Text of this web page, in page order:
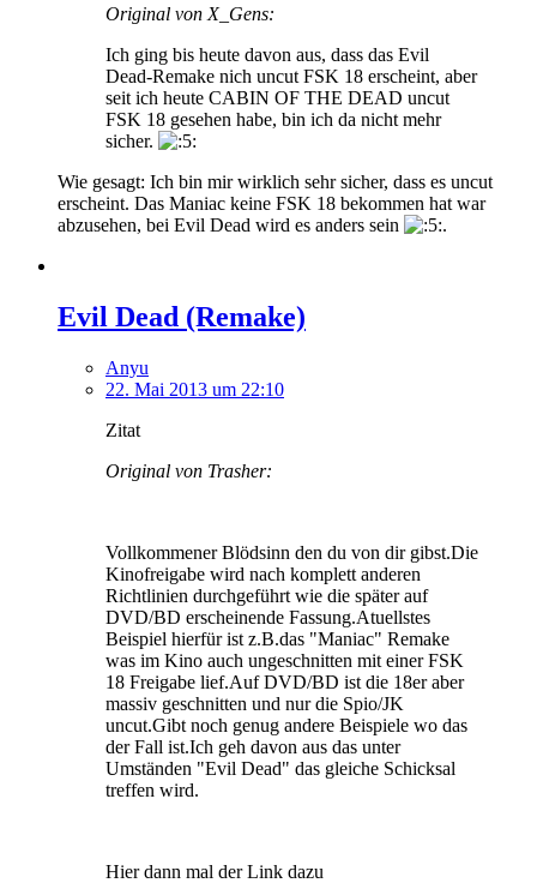
Original von X_Gens:
Ich ging bis heute davon aus, dass das Evil
Dead-Remake nich uncut FSK 18 erscheint, aber
seit ich heute CABIN OF THE DEAD uncut
FSK 18 gesehen habe, bin ich da nicht mehr
sicher.
Wie gesagt: Ich bin mir wirklich sehr sicher, dass es uncut
erscheint. Das Maniac keine FSK 18 bekommen hat war
abzusehen, bei Evil Dead wird es anders sein
.
Evil Dead (Remake)
Anyu
22. Mai 2013 um 22:10
Zitat
Original von Trasher:
Vollkommener Blödsinn den du von dir gibst.Die
Kinofreigabe wird nach komplett anderen
Richtlinien durchgeführt wie die später auf
DVD/BD erscheinende Fassung.Atuellstes
Beispiel hierfür ist z.B.das "Maniac" Remake
was im Kino auch ungeschnitten mit einer FSK
18 Freigabe lief.Auf DVD/BD ist die 18er aber
massiv geschnitten und nur die Spio/JK
uncut.Gibt noch genug andere Beispiele wo das
der Fall ist.Ich geh davon aus das unter
Umständen "Evil Dead" das gleiche Schicksal
treffen wird.
Hier dann mal der Link dazu